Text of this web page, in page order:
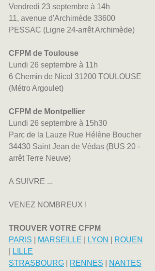
Vendredi 23 septembre à 14h
11, avenue d'Archimède 33600
PESSAC (Ligne 24-arrêt Archimède)
CFPM de Toulouse
Lundi 26 septembre à 11h
6 Chemin de Nicol 31200 TOULOUSE
(Métro Argoulet)
CFPM de Montpellier
Lundi 26 septembre à 15h30
Parc de la Lauze Rue Hélène Boucher
34430 Saint Jean de Védas (BUS 20 -
arrêt Terre Neuve)
A SUIVRE ...
VENEZ NOMBREUX !
TROUVER VOTRE CFPM
PARIS
MARSEILLE LYON
ROUEN
LILLE
STRASBOURG
RENNES
NANTES